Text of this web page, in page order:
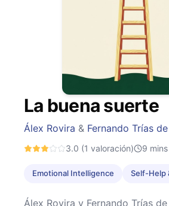
La buena suerte
Álex Rovira & Fernando Trías
3.0 (1 valoración) 9 mins
Emotional Intelligence Self-Help
Álex Rovira y Fernando Trías